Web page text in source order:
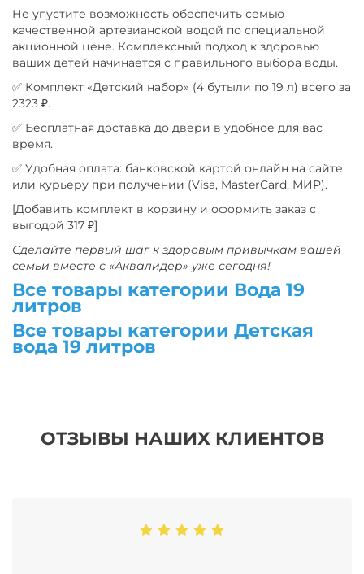
(тара проходит многоступенчатую промышленную
мойку и дезинфекцию) и избавляет вас от
необходимости утилизировать крупногабаритный
пластик самостоятельно.
Не упустите возможность обеспечить семью
качественной артезианской водой по специальной
акционной цене. Комплексный подход к здоровью
ваших детей начинается с правильного выбора воды.
✅ Комплект «Детский набор» (4 бутыли по 19 л) всего за
2323 ₽.
✅ Бесплатная доставка до двери в удобное для вас
время.
✅ Удобная оплата: банковской картой онлайн на сайте
или курьеру при получении (Visa, MasterCard, МИР).
[Добавить комплект в корзину и оформить заказ с
выгодой 317 ₽]
Сделайте первый шаг к здоровым привычкам вашей
семьи вместе с «Аквалидер» уже сегодня!
Все товары категории Вода 19
литров
Все товары категории Детская
вода 19 литров
ОТЗЫВЫ НАШИХ КЛИЕНТОВ